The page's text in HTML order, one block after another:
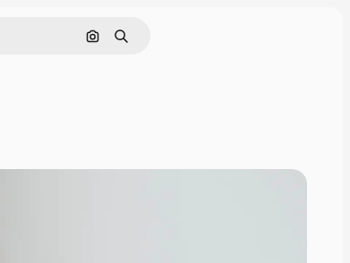
Nach Bild suchen
Suchen